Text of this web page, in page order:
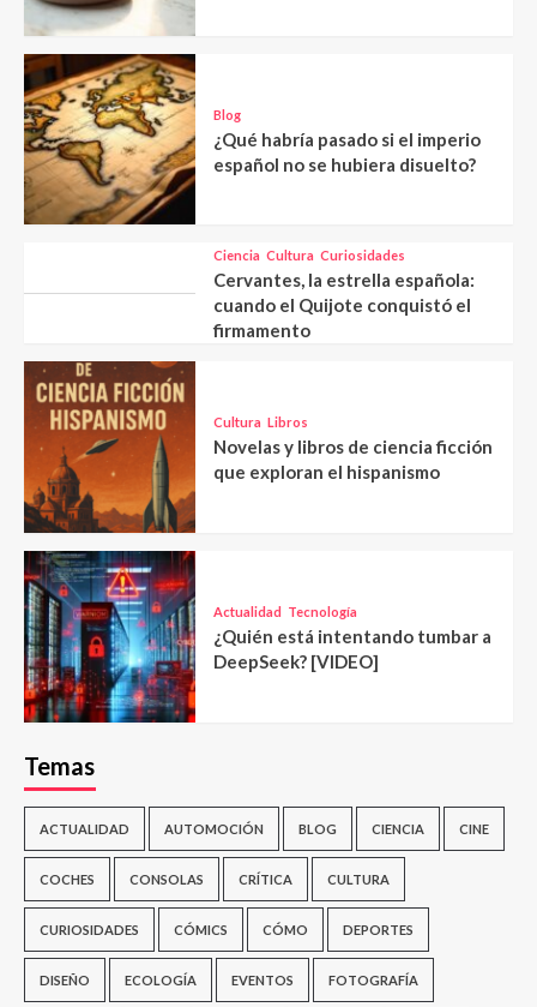
Blog
¿Qué habría pasado si el imperio
español no se hubiera disuelto?
Ciencia Cultura Curiosidades
Cervantes, la estrella española:
cuando el Quijote conquistó el
firmamento
Cultura Libros
Novelas y libros de ciencia ficción
que exploran el hispanismo
Actualidad Tecnología
¿Quién está intentando tumbar a
DeepSeek? [VIDEO]
Temas
ACTUALIDAD AUTOMOCIÓN BLOG CIENCIA CINE
COCHES CONSOLAS CRÍTICA CULTURA
CURIOSIDADES CÓMICS CÓMO DEPORTES
DISEÑO ECOLOGÍA EVENTOS FOTOGRAFÍA